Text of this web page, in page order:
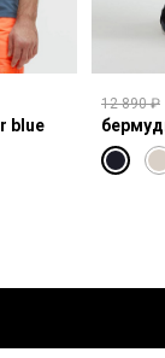
blue
12 890 ₽